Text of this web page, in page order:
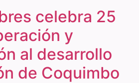
celebra 25
y
al desarrollo
de Coquimbo